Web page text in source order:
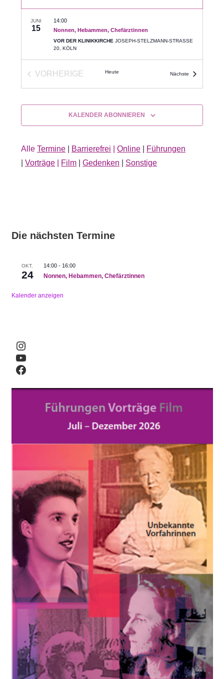
JUNI
15 Nonnen, Hebammen, Chefärztinnen
14:00
VOR DER KLINIKKIRCHE JOSEPH-STELZMANN-STRASSE 2
0, KÖLN
VORHERIGE
Heute Nächste
KALENDER ABONNIEREN
Alle Termine Barrierefrei Online
Führungen
Vorträge Film Gedenken Sonstige
Die nächsten Termine
OKT.
24
14:00- 16:00
Nonnen, Hebammen, Chefärztinnen
Kalender anzeigen
Instagram
YouTube
Facebook